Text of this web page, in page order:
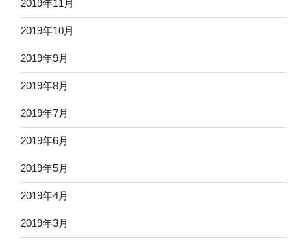
2019年11月
2019年10月
2019年9月
2019年8月
2019年7月
2019年6月
2019年5月
2019年4月
2019年3月